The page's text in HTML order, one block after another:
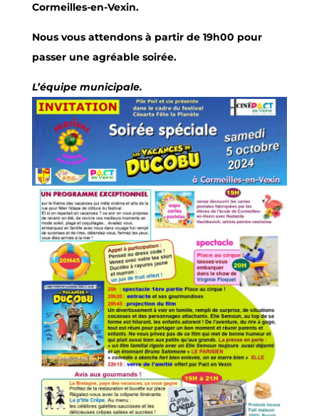
Cormeilles-en-Vexin.
Nous vous attendons à partir de 19h00 pour
passer une agréable soirée.
L’équipe municipale.